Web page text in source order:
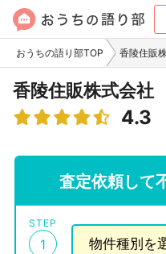
おうちの語り部TOP 香陵住販
香陵住販株式会社
4.3
査定依頼して
STEP
1